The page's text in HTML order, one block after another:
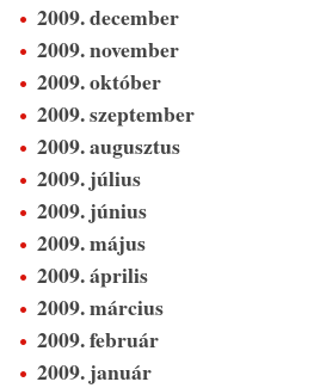
2009. december
2009. november
2009. október
2009. szeptember
2009. augusztus
2009. július
2009. június
2009. május
2009. április
2009. március
2009. február
2009. január